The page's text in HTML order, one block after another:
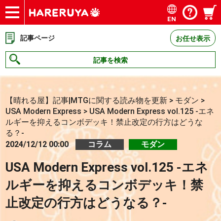
ショップ
買取
記事
デッキ検索
デッキ構築
選手一覧
店舗一覧
イベント
お問い合わせ
EN
記事ページ お任せ表示
記事を検索
【晴れる屋】記事|MTGに関する読み物を更新 > モダン >
USA Modern Express > USA Modern Express vol.125 -エネ
ルギーを抑えるコンボデッキ！禁止改定の行方はどうな
る？-
2024/12/12 00:00
コラム モダン
USA Modern Express vol.125 -エネ
ルギーを抑えるコンボデッキ！禁
止改定の行方はどうなる？-